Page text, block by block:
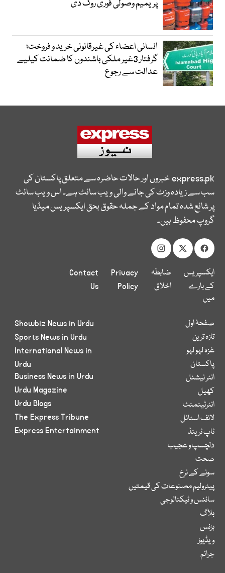
پریمیم وصولی فوری روک دی
انسانی اعضاء کی غیرقانونی خرید و فروخت؛
گرفتار 3غیر ملکی باشندوں کا ضمانت کیلیے
عدالت سے رجوع
express.pkخبروں اور حالات حاضرہ سے متعلق پاکستان کی
سب سے زیادہ وزٹ کی جانے والی ویب سائٹ ہے۔ اس ویب سائٹ
پر شائع شدہ تمام مواد کے جملہ حقوق بحق ایکسپریس میڈیا
گروپ محفوظ ہیں۔
ایکسپریس
کے بارے
میں
ضابطہ
اخلاق
Privacy
Policy
Contact
Us
صفحۂ اول
تازہ ترین
غزہ لہو لہو
پاکستان
انٹر نیشنل
کھیل
انٹرٹینمنٹ
لائف اسٹائل
ٹاپ ٹرینڈ
دلچسپ و عجیب
صحت
سونے کے نرخ
پیٹرولیم مصنوعات کی قیمتیں
سائنس و ٹیکنالوجی
بلاگ
بزنس
ویڈیوز
جرائم
Showbiz News in Urdu
Sports News in Urdu
International News in
Urdu
Business News in Urdu
Urdu Magazine
Urdu Blogs
The Express Tribune
Express Entertainment